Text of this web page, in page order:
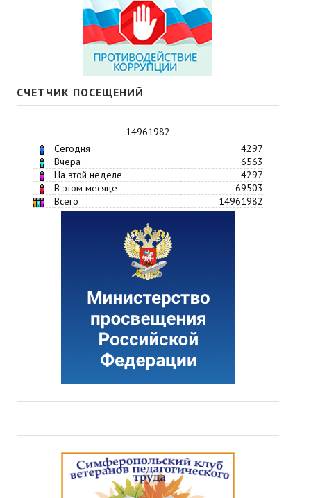
СЧЕТЧИК ПОСЕЩЕНИЙ
14961982
Сегодня
4297
Вчера
6563
На этой неделе
4297
В этом месяце
69503
Всего
14961982